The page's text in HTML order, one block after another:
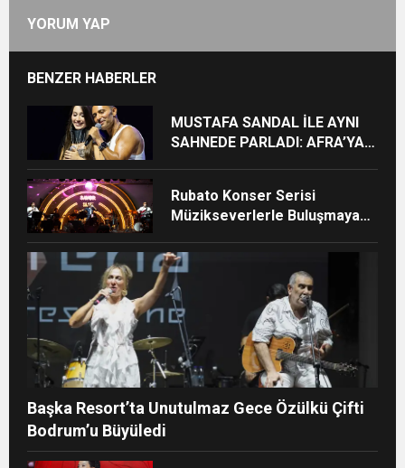
YORUM YAP
BENZER HABERLER
MUSTAFA SANDAL İLE AYNI
SAHNEDE PARLADI: AFRA’YA
Rubato Konser Serisi
Müzikseverlerle Buluşmaya
Başka Resort’ta Unutulmaz Gece Özülkü Çifti
Bodrum’u Büyüledi